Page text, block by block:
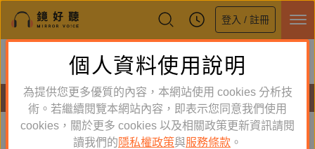
登入 / 註冊
鏡好聽全新APP上線
體驗全面升級，即刻下載
節目
新到舊 舊到新
個人資料使用說明
為提供您更多優質的內容，本網站使用 cookies 分析技
術。若繼續閱覽本網站內容，即表示您同意我們使用
cookies，關於更多 cookies 以及相關政策更新資訊請閱
讀我們的 隱私權政策與服務條款 。